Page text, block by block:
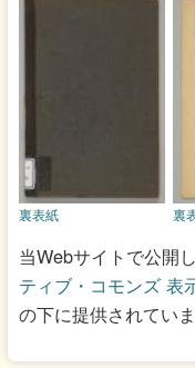
裏
裏表紙
当Webサイトで公開
ティブ・コモンズ 表
の下に提供されていま